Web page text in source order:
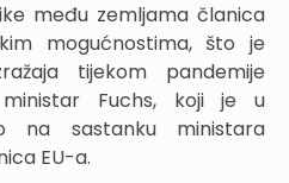
među zemljama članica
mogućnostima, što je
tijekom pandemije
ministar Fuchs, koji je u
na sastanku ministara
EU-a.